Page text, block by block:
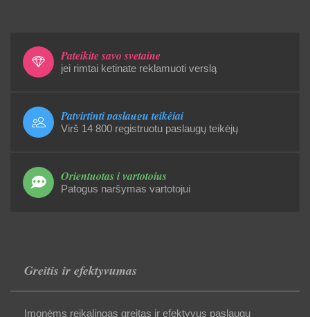
Pateikite savo svetainę
jei rimtai ketinate reklamuoti verslą
Patvirtinti paslaugų teikėjai
Virš 14 800 registruotu paslaugų teikėjų
Orientuotas į vartotojus
Patogus naršymas vartotojui
Greitis ir efektyvumas
Įmonėms reikalingas greitas ir efektyvus paslaugų